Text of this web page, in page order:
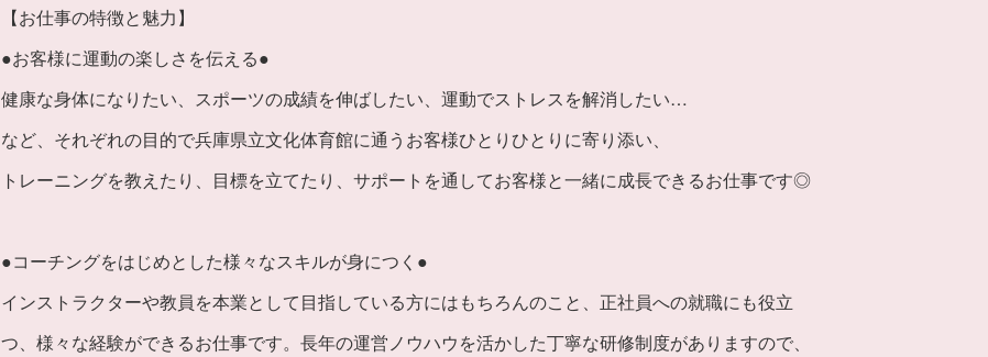
【お仕事の特徴と魅力】
●お客様に運動の楽しさを伝える●
健康な身体になりたい、スポーツの成績を伸ばしたい、運動でストレスを解消したい…
など、それぞれの目的で兵庫県立文化体育館に通うお客様ひとりひとりに寄り添い、
トレーニングを教えたり、目標を立てたり、サポートを通してお客様と一緒に成長できるお仕事です◎
●コーチングをはじめとした様々なスキルが身につく●
インストラクターや教員を本業として目指している方にはもちろんのこと、正社員への就職にも役立
つ、様々な経験ができるお仕事です。長年の運営ノウハウを活かした丁寧な研修制度がありますので、